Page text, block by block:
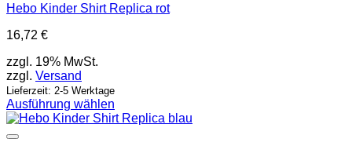
Hebo Kinder Shirt Replica rot
16,72 €
zzgl. 19% MwSt.
zzgl. Versand
Lieferzeit: 2-5 Werktage
Ausführung wählen
Dieses
Produkt